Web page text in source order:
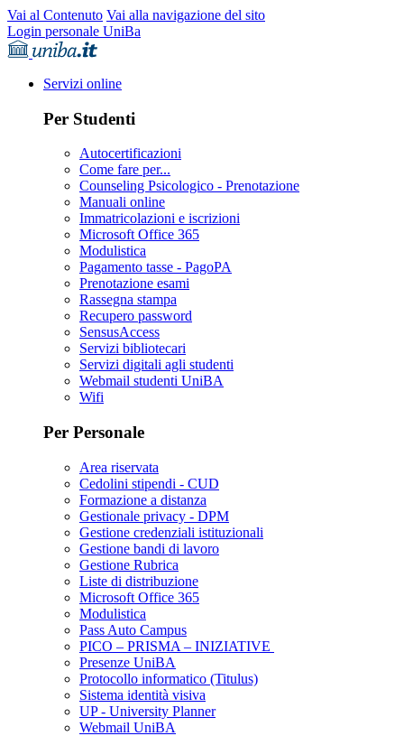
Vai al Contenuto Vai alla navigazione del sito
Login personale UniBa
Servizi online
Per Studenti
Autocertificazioni
Come fare per...
Counseling Psicologico - Prenotazione
Manuali online
Immatricolazioni e iscrizioni
Microsoft Office 365
Modulistica
Pagamento tasse - PagoPA
Prenotazione esami
Rassegna stampa
Recupero password
SensusAccess
Servizi bibliotecari
Servizi digitali agli studenti
Webmail studenti UniBA
Wifi
Per Personale
Area riservata
Cedolini stipendi - CUD
Formazione a distanza
Gestionale privacy - DPM
Gestione credenziali istituzionali
Gestione bandi di lavoro
Gestione Rubrica
Liste di distribuzione
Microsoft Office 365
Modulistica
Pass Auto Campus
PICO – PRISMA – INIZIATIVE
Presenze UniBA
Protocollo informatico (Titulus)
Sistema identità visiva
UP - University Planner
Webmail UniBA